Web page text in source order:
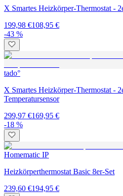
X Smartes Heizkörper-Thermostat -
199,98 €108,95 €
-43 %
tado°
X Smartes Heizkörper-Thermostat -
Temperatursensor
299,97 €169,95 €
-18 %
Homematic IP
Heizkörperthermostat Basic 8er-Set
239,60 €194,95 €